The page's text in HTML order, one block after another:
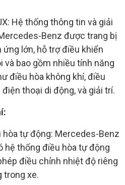
Hệ thống thông tin và giải
Benz được trang bị
ứng lớn, hỗ trợ điều khiển
và bao gồm nhiều tính năng
điều hòa không khí, điều
thoại di động, và giải trí.
hòa tự động: Mercedes-Benz
hệ thống điều hòa tự động
điều chỉnh nhiệt độ riêng
trong xe.